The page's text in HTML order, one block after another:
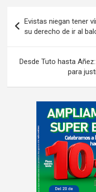
de
entradas
Evistas niegan tener
su derecho de ir al
Desde Tuto hasta
para